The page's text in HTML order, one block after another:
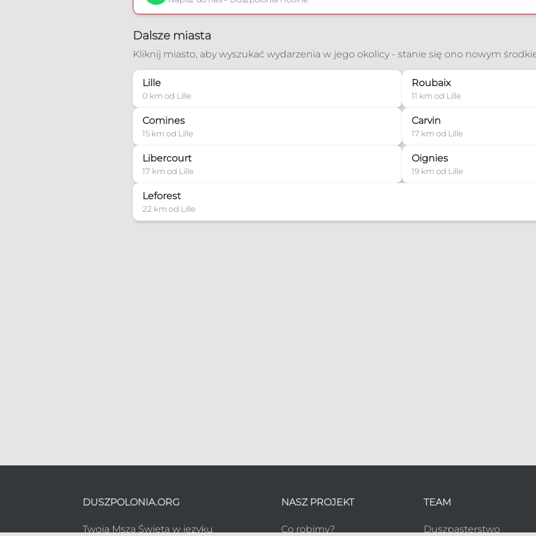
Dalsze miasta
Kliknij miasto, aby wyszukać wydarzenia w jego okolicy - stanie się ono nowym
Lille
0 km od Lille
Roubaix
11 km od Lille
Comines
15 km od Lille
Carvin
17 km od Lille
Libercourt
17 km od Lille
Oignies
19 km od Lille
Leforest
22 km od Lille
DUSZPOLONIA.ORG
Twoja Msza Święta w języku
NASZ PROJEKT
Co robimy?
TEAM
Duszpasterstwo